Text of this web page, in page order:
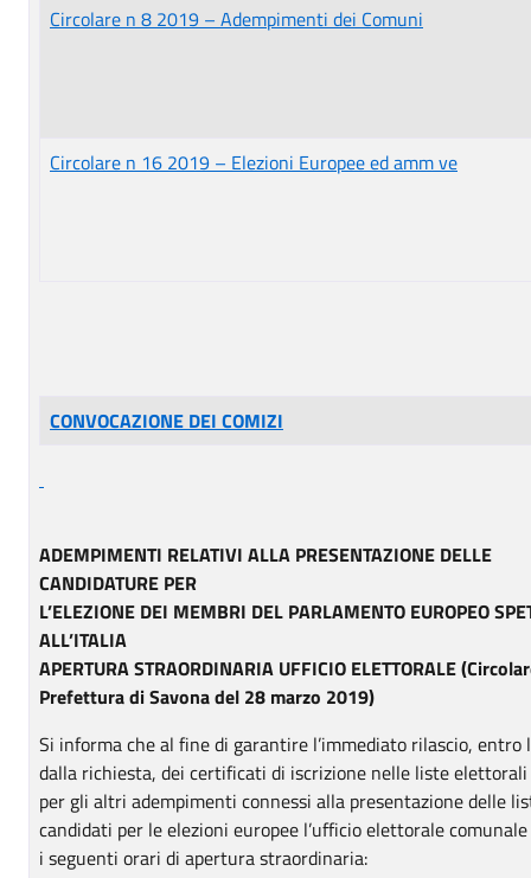
Circolare n 8 2019 – Adempimenti dei Comuni
Circolare n 16 2019 – Elezioni Europee ed amm ve
CONVOCAZIONE DEI COMIZI
ADEMPIMENTI RELATIVI ALLA PRESENTAZIONE DELLE
CANDIDATURE PER
L’ELEZIONE DEI MEMBRI DEL PARLAMENTO EUROPEO
ALL’ITALIA
APERTURA STRAORDINARIA UFFICIO ELETTORALE
Prefettura di Savona del 28 marzo 2019)
Si informa che al fine di garantire l’immediato rilascio, entro
dalla richiesta, dei certificati di iscrizione nelle liste
per gli altri adempimenti connessi alla presentazione delle
candidati per le elezioni europee l’ufficio elettorale
i seguenti orari di apertura straordinaria: